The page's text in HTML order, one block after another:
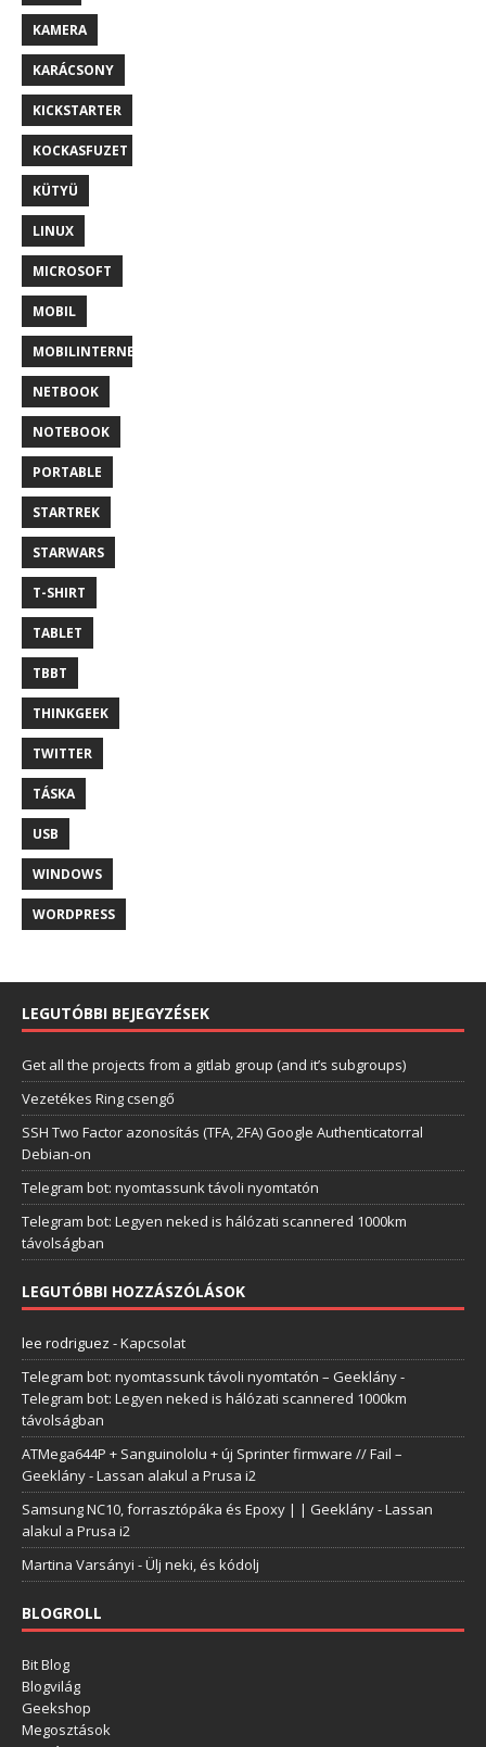
KAMERA
KARÁCSONY
KICKSTARTER
KOCKASFUZET
KÜTYÜ
LINUX
MICROSOFT
MOBIL
MOBILINTERNET
NETBOOK
NOTEBOOK
PORTABLE
STARTREK
STARWARS
T-SHIRT
TABLET
TBBT
THINKGEEK
TWITTER
TÁSKA
USB
WINDOWS
WORDPRESS
LEGUTÓBBI BEJEGYZÉSEK
Get all the projects from a gitlab group (and it’s subgroups)
Vezetékes Ring csengő
SSH Two Factor azonosítás (TFA, 2FA) Google Authenticatorral
Debian-on
Telegram bot: nyomtassunk távoli nyomtatón
Telegram bot: Legyen neked is hálózati scannered 1000km
távolságban
LEGUTÓBBI HOZZÁSZÓLÁSOK
lee rodriguez -Kapcsolat
Telegram bot: nyomtassunk távoli nyomtatón – Geeklány-
Telegram bot: Legyen neked is hálózati scannered 1000km
távolságban
ATMega644P + Sanguinololu + új Sprinter firmware // Fail –
Geeklány-Lassan alakul a Prusa i2
Samsung NC10, forrasztópáka és Epoxy | | Geeklány-Lassan
alakul a Prusa i2
Martina Varsányi -Ülj neki, és kódolj
BLOGROLL
Bit Blog
Blogvilág
Geekshop
Megosztások